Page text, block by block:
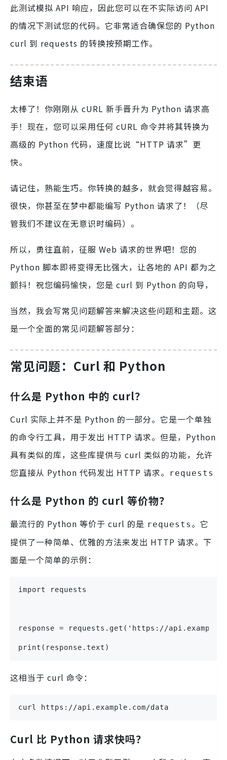
此测试模拟 API 响应，因此您可以在不实际访问 API
的情况下测试您的代码。它非常适合确保您的 Python
curl 到 requests 的转换按预期工作。
结束语
太棒了！你刚刚从 cURL 新手晋升为 Python 请求高
手！现在，您可以采用任何 cURL 命令并将其转换为
高级的 Python 代码，速度比说“HTTP 请求”更
快。
请记住，熟能生巧。你转换的越多，就会觉得越容易。
很快，你甚至在梦中都能编写 Python 请求了！（尽
管我们不建议在无意识时编码）。
所以，勇往直前，征服 Web 请求的世界吧！您的
Python 脚本即将变得无比强大，让各地的 API 都为之
颤抖！祝您编码愉快，您是 curl 到 Python 的向导，
当然，我会写常见问题解答来解决这些问题和主题。这
是一个全面的常见问题解答部分：
常见问题：Curl 和 Python
什么是 Python 中的 curl？
Curl 实际上并不是 Python 的一部分。它是一个单独
的命令行工具，用于发出 HTTP 请求。但是，Python
具有类似的库，这些库提供与 curl 类似的功能，允许
您直接从 Python 代码发出 HTTP 请求。
requests
什么是 Python 的 curl 等价物？
最流行的 Python 等价于 curl 的是 requests 。它
提供了一种简单、优雅的方法来发出 HTTP 请求。下
面是一个简单的示例：
import requests
response = requests.get('https://
print(response.text)
这相当于 curl 命令：
curl https://api.example.com/data
Curl 比 Python 请求快吗？